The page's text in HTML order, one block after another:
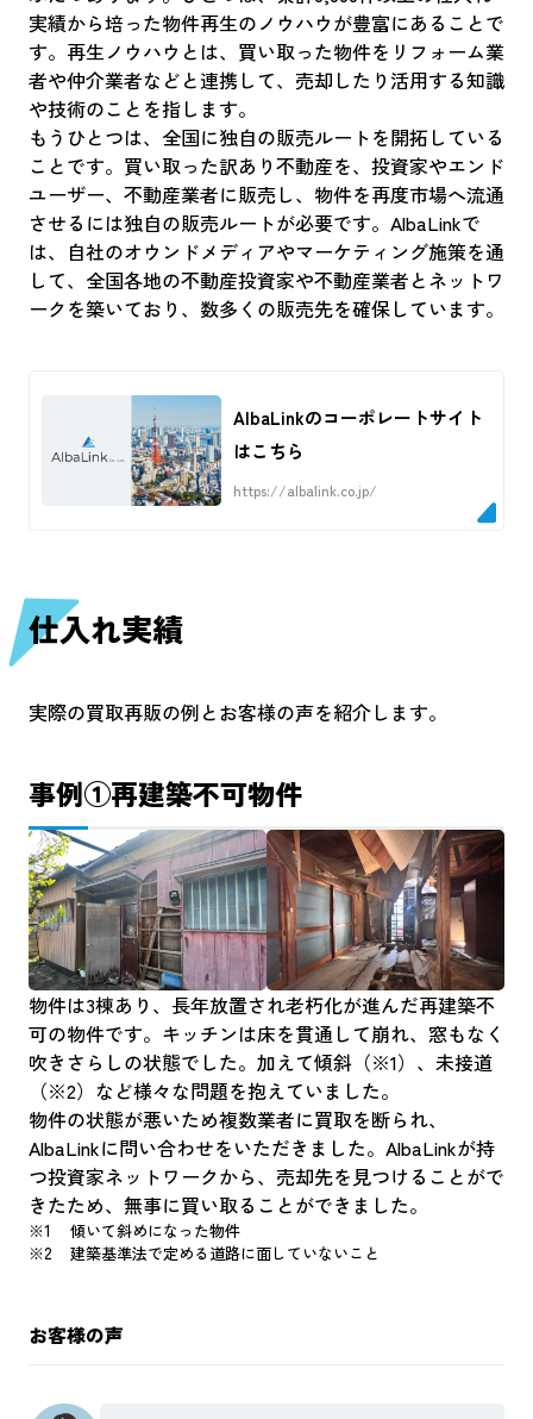
実績から培った物件再生のノウハウが豊富にあることで
す。再生ノウハウとは、買い取った物件をリフォーム業
者や仲介業者などと連携して、売却したり活用する知識
や技術のことを指します。
もうひとつは、全国に独自の販売ルートを開拓している
ことです。買い取った訳あり不動産を、投資家やエンド
ユーザー、不動産業者に販売し、物件を再度市場へ流通
させるには独自の販売ルートが必要です。AlbaLinkで
は、自社のオウンドメディアやマーケティング施策を通
して、全国各地の不動産投資家や不動産業者とネットワ
ークを築いており、数多くの販売先を確保しています。
AlbaLinkのコーポレートサイト
はこちら
https://albalink.co.jp/
仕入れ実績
実際の買取再販の例とお客様の声を紹介します。
事例①再建築不可物件
物件は3棟あり、長年放置され老朽化が進んだ再建築不
可の物件です。キッチンは床を貫通して崩れ、窓もなく
吹きさらしの状態でした。加えて傾斜（※1）、未接道
（※2）など様々な問題を抱えていました。
物件の状態が悪いため複数業者に買取を断られ、
AlbaLinkに問い合わせをいただきました。AlbaLinkが持
つ投資家ネットワークから、売却先を見つけることがで
きたため、無事に買い取ることができました。
傾いて斜めになった物件
建築基準法で定める道路に面していないこと
お客様の声